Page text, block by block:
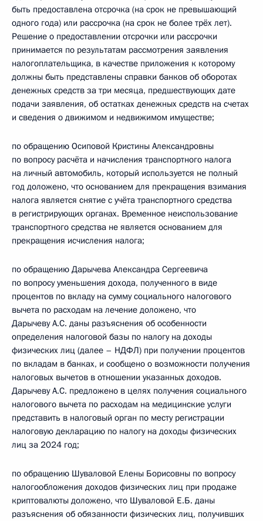
быть предоставлена отсрочка (на срок не превышающий
одного года) или рассрочка (на срок не более трёх лет).
Решение о предоставлении отсрочки или рассрочки
принимается по результатам рассмотрения заявления
налогоплательщика, в качестве приложения к которому
должны быть представлены справки банков об оборотах
денежных средств за три месяца, предшествующих дате
подачи заявления, об остатках денежных средств на счетах
и сведения о движимом и недвижимом имуществе;
по обращению Осиповой Кристины Александровны
по вопросу расчёта и начисления транспортного налога
на личный автомобиль, который используется не полный
год доложено, что основанием для прекращения взимания
налога является снятие с учёта транспортного средства
в регистрирующих органах. Временное неиспользование
транспортного средства не является основанием для
прекращения исчисления налога;
по обращению Дарычева Александра Сергеевича
по вопросу уменьшения дохода, полученного в виде
процентов по вкладу на сумму социального налогового
вычета по расходам на лечение доложено, что
Дарычеву А.С. даны разъяснения об особенности
определения налоговой базы по налогу на доходы
физических лиц (далее – НДФЛ) при получении процентов
по вкладам в банках, и сообщено о возможности получения
налоговых вычетов в отношении указанных доходов.
Дарычеву А.С. предложено в целях получения социального
налогового вычета по расходам на медицинские услуги
представить в налоговый орган по месту регистрации
налоговую декларацию по налогу на доходы физических
лиц за 2024 год;
по обращению Шуваловой Елены Борисовны по вопросу
налогообложения доходов физических лиц при продаже
криптовалюты доложено, что Шуваловой Е.Б. даны
разъяснения об обязанности физических лиц, получивших